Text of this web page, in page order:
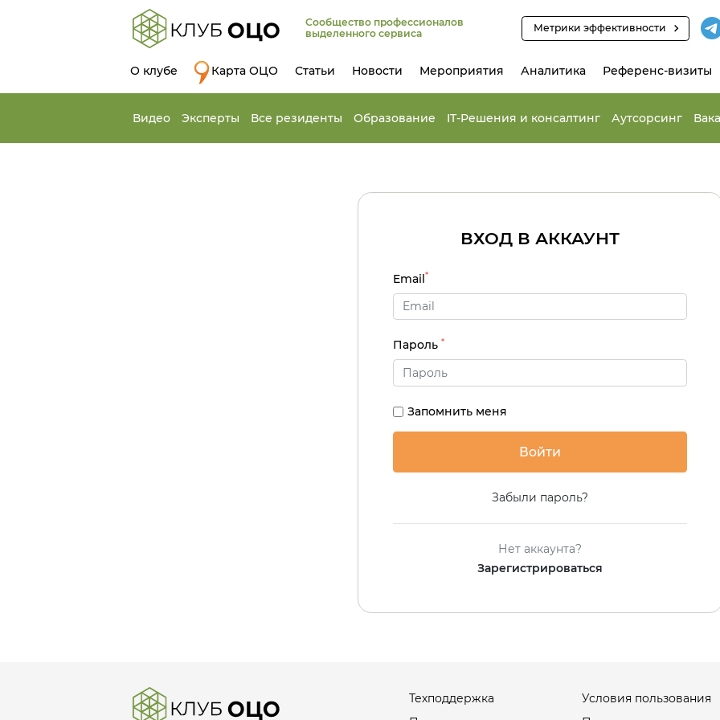
Сообщество профессионалов
выделенного сервиса
Метрики эффективности
О клубе Карта ОЦО Статьи Новости Мероприятия Аналитика Референс-визиты
Видео Эксперты Все резиденты Образование IT-Решения и консалтинг Аутсорсинг
ВХОД В АККАУНТ
Email*
Пароль*
Запомнить меня
Забыли пароль?
Нет аккаунта?
Зарегистрироваться
Техподдержка
Условия пользования